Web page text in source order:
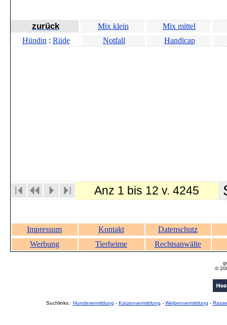
zurück Mix klein
Mix mittel
Hündin : Rüde Notfall Handicap
Anz 1 bis 12 v. 4245
Impressum Kontakt
Datenschutz
Werbung
Tierheime Rechtsanwälte
©
Suchlinks: Hundevermittlung - Katzenvermittlung - Welpenvermittlung -